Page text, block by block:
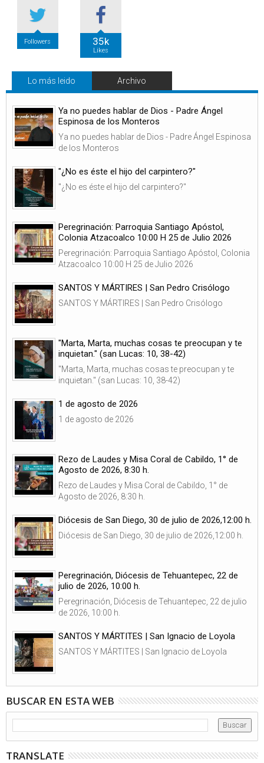
Followers 35k
Likes
Lo más leido Archivo
Ya no puedes hablar de Dios - Padre Ángel
Espinosa de los Monteros
Ya no puedes hablar de Dios - Padre Ángel Espinosa
de los Monteros
"¿No es éste el hijo del carpintero?"
"¿No es éste el hijo del carpintero?"
Peregrinación: Parroquia Santiago Apóstol,
Colonia Atzacoalco 10:00 H 25 de Julio 2026
Peregrinación: Parroquia Santiago Apóstol, Colonia
Atzacoalco 10:00 H 25 de Julio 2026
SANTOS Y MÁRTIRES | San Pedro Crisólogo
SANTOS Y MÁRTIRES | San Pedro Crisólogo
"Marta, Marta, muchas cosas te preocupan y te
inquietan." (san Lucas: 10, 38-42)
"Marta, Marta, muchas cosas te preocupan y te
inquietan." (san Lucas: 10, 38-42)
1 de agosto de 2026
1 de agosto de 2026
Rezo de Laudes y Misa Coral de Cabildo, 1° de
Agosto de 2026, 8:30 h.
Rezo de Laudes y Misa Coral de Cabildo, 1° de
Agosto de 2026, 8:30 h.
Diócesis de San Diego, 30 de julio de 2026,12:00 h.
Diócesis de San Diego, 30 de julio de 2026,12:00 h.
Peregrinación, Diócesis de Tehuantepec, 22 de
julio de 2026, 10:00 h.
Peregrinación, Diócesis de Tehuantepec, 22 de julio
de 2026, 10:00 h.
SANTOS Y MÁRTITES | San Ignacio de Loyola
SANTOS Y MÁRTITES | San Ignacio de Loyola
BUSCAR EN ESTA WEB
TRANSLATE